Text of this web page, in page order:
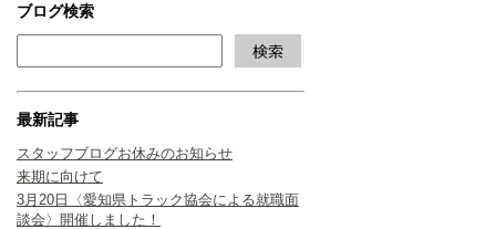
ブログ検索
最新記事
スタッフブログお休みのお知らせ
来期に向けて
3月20日〈愛知県トラック協会による就職面
談会〉開催しました！